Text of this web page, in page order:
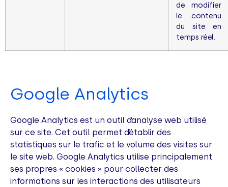
de modifier
le contenu
du site en
temps réel.
Google Analytics
Google Analytics est un outil d’analyse web utilisé
sur ce site. Cet outil permet d’établir des
statistiques sur le trafic et le volume des visites sur
le site web. Google Analytics utilise principalement
ses propres « cookies » pour collecter des
informations sur les interactions des utilisateurs